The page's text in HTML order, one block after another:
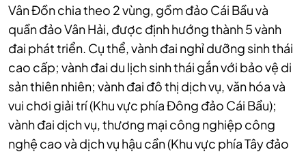
Vân Đồn chia theo 2 vùng, gồm đảo Cái Bầu và
quần đảo Vân Hải, được định hướng thành 5 vành
đai phát triển. Cụ thể, vành đai nghỉ dưỡng sinh thái
cao cấp; vành đai du lịch sinh thái gắn với bảo vệ di
sản thiên nhiên; vành đai đô thị dịch vụ, văn hóa và
vui chơi giải trí (Khu vực phía Đông đảo Cái Bầu);
vành đai dịch vụ, thương mại công nghiệp công
nghệ cao và dịch vụ hậu cần (Khu vực phía Tây đảo